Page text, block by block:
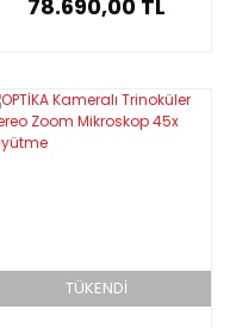
78.690,00 TL
TÜKENDİ